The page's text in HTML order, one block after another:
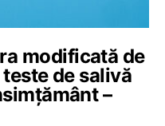
modificată de
de salivă
–